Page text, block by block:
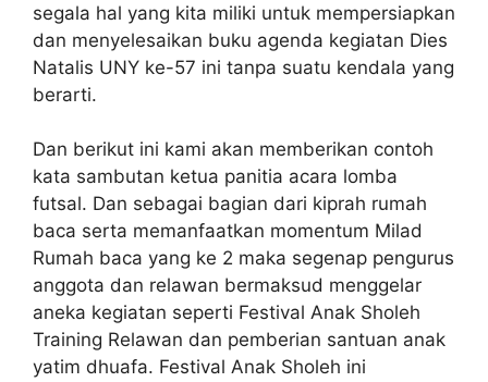
segala hal yang kita miliki untuk mempersiapkan
dan menyelesaikan buku agenda kegiatan Dies
Natalis UNY ke-57 ini tanpa suatu kendala yang
berarti.
Dan berikut ini kami akan memberikan contoh
kata sambutan ketua panitia acara lomba
futsal. Dan sebagai bagian dari kiprah rumah
baca serta memanfaatkan momentum Milad
Rumah baca yang ke 2 maka segenap pengurus
anggota dan relawan bermaksud menggelar
aneka kegiatan seperti Festival Anak Sholeh
Training Relawan dan pemberian santuan anak
yatim dhuafa. Festival Anak Sholeh ini